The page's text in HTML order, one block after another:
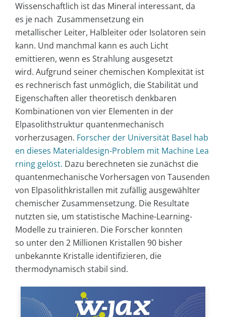
Wissenschaftlich ist das Mineral interessant, da
es je nach Zusammensetzung ein
metallischer Leiter, Halbleiter oder Isolatoren sein
kann. Und manchmal kann es auch Licht
emittieren, wenn es Strahlung ausgesetzt
wird. Aufgrund seiner chemischen Komplexität ist
es rechnerisch fast unmöglich, die Stabilität und
Eigenschaften aller theoretisch denkbaren
Kombinationen von vier Elementen in der
Elpasolithstruktur quantenmechanisch
vorherzusagen. Forscher der Universität Basel hab
en dieses Materialdesign-Problem mit Machine Lea
rning gelöst. Dazu berechneten sie zunächst die
quantenmechanische Vorhersagen von Tausenden
von Elpasolithkristallen mit zufällig ausgewählter
chemischer Zusammensetzung. Die Resultate
nutzten sie, um statistische Machine-Learning-
Modelle zu trainieren. Die Forscher konnten
so unter den 2 Millionen Kristallen 90 bisher
unbekannte Kristalle identifizieren, die
thermodynamisch stabil sind.